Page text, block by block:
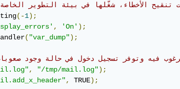
تنقيح الأخطاء، شغّلها في بيئة التطوير
(-1);
, 'On' );
( "var_dump");
فيه وتوفر تسجيل دخول في حالة وجود
, "/tmp/mail.log");
, TRUE);